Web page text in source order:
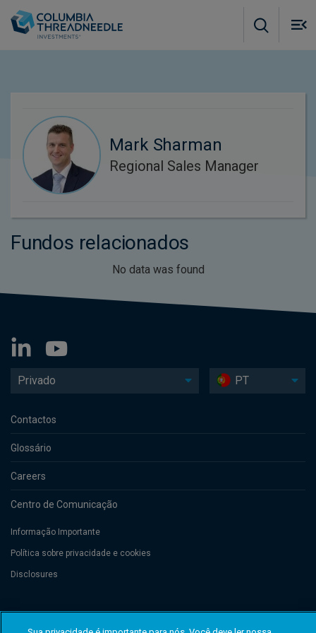
Mark Sharman
Regional Sales Manager
Fundos relacionados
No data was found
Privado PT
Contactos
Glossário
Careers
Centro de Comunicação
Informação Importante
Política sobre privacidade e cookies
Disclosures
de Commerce et des Sociétés (Luxembourg), No. B 110242 and/or